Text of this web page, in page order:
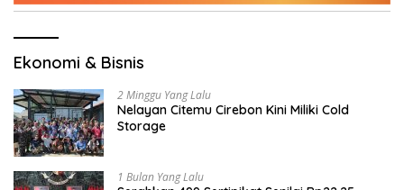
Ekonomi & Bisnis
2 Minggu Yang Lalu
Nelayan Citemu Cirebon Kini Miliki Cold
Storage
1 Bulan Yang Lalu